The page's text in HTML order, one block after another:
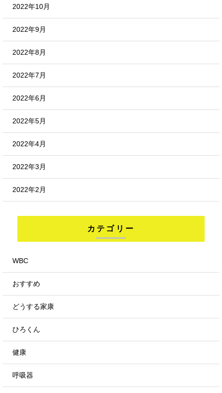
2022年10月
2022年9月
2022年8月
2022年7月
2022年6月
2022年5月
2022年4月
2022年3月
2022年2月
カテゴリー
WBC
おすすめ
どうする家康
ひろくん
健康
呼吸器